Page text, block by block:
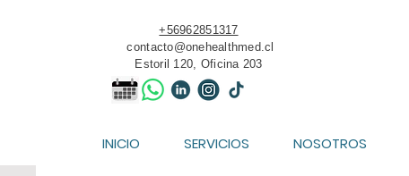
+56962851317
contacto@onehealthmed.cl
Estoril 120, Oficina 203
INICIO SERVICIOS NOSOTROS